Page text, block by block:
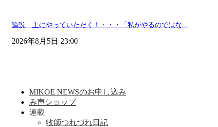
論説 主にやっていただく！・・・「私がやるのではな...
2026年8月5日 23:00
MIKOE NEWSのお申し込み
み声ショップ
連載
牧師つれづれ日記